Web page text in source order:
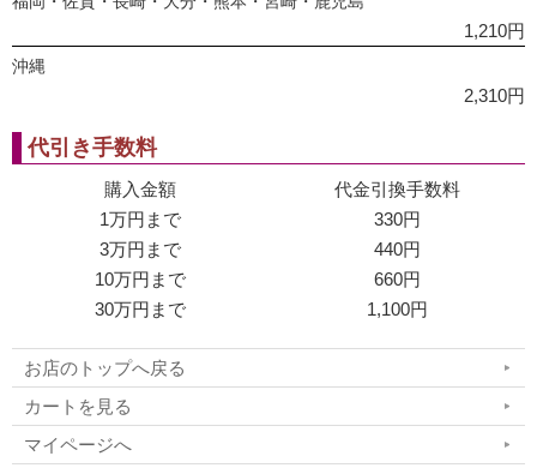
1,210円
沖縄
2,310円
代引き手数料
購入金額
代金引換手数料
1万円まで
330円
3万円まで
440円
10万円まで
660円
30万円まで
1,100円
お店のトップへ戻る
カートを見る
マイページへ